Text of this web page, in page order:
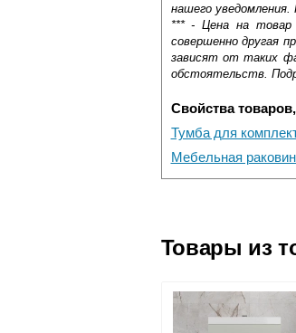
нашего уведомления.
*** - Цена на товар
совершенно другая
зависят от таких
обстоятельств.
Свойства
Тумба для
Мебельная
Доставка
Возможные способы
Банковской
Интернет-
Безналичный
Товары из